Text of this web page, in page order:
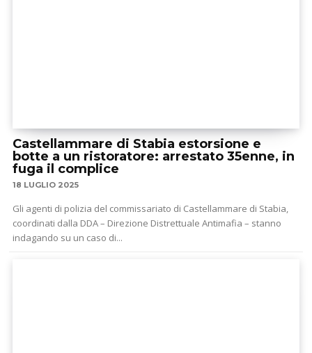
Castellammare di Stabia estorsione e
botte a un ristoratore: arrestato 35enne, in
fuga il complice
18 LUGLIO 2025
Gli agenti di polizia del commissariato di Castellammare di Stabia,
coordinati dalla DDA – Direzione Distrettuale Antimafia – stanno
indagando su un caso di...